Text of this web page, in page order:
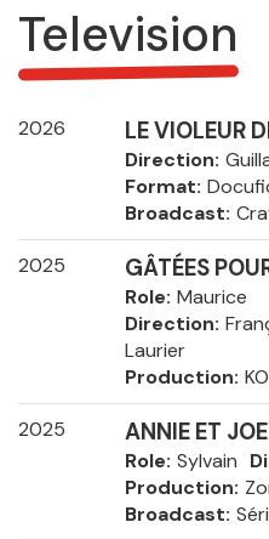
Television
2026 LE VIOLEUR
Direction
Format
Broadcast
2025 GÂTÉES
Role Maurice
Direction
Laurier
Production
2025 ANNIE ET
Role Sylvain
Production
Broadcast